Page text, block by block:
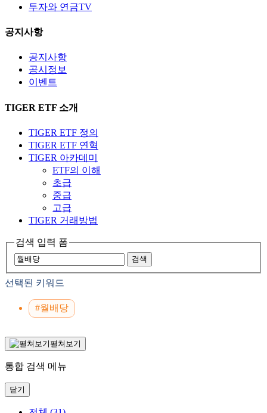
투자와 연금TV
공지사항
공지사항
공시정보
이벤트
TIGER ETF 소개
TIGER ETF 정의
TIGER ETF 연혁
TIGER 아카데미
ETF의 이해
초급
중급
고급
TIGER 거래방법
검색 입력 폼
검색
선택된 키워드
#월배당
펼쳐보기
통합 검색 메뉴
닫기